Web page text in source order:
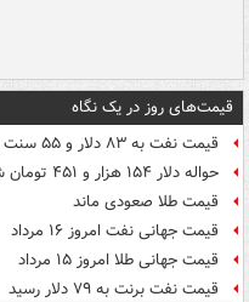
قیمت‌های روز در یک نگاه
قیمت نفت به ۸۳ دلار و ۵۵ سنت در هر بشکه رسید
حواله دلار ۱۵۴ هزار و ۴۵۱ تومان شد
قیمت طلا صعودی ماند
قیمت جهانی نفت امروز ۱۶ مرداد
قیمت جهانی طلا امروز ۱۵ مرداد
قیمت نفت برنت به ۷۹ دلار رسید